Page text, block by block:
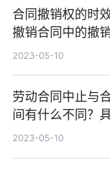
合同撤销权的时
撤销合同中的撤
使？
2023-05-10
劳动合同中止与
间有什么不同？
哪些？
2023-05-10